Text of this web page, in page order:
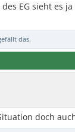
EG sieht es
das.
doch